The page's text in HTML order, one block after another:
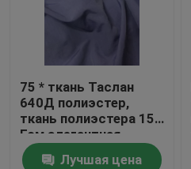
75 * ткань Таслан
640Д полиэстер,
ткань полиэстера 150
Гсм элегантная
сияющая
Лучшая цена